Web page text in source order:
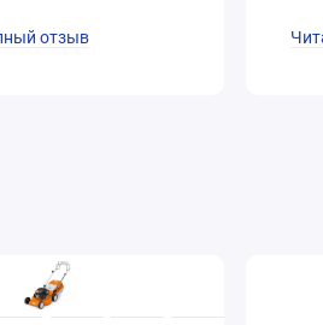
отзыв